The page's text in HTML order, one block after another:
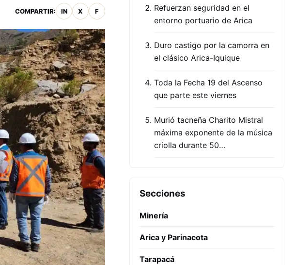
COMPARTIR: IN X F
Refuerzan seguridad en el
entorno portuario de Arica
Duro castigo por la camorra en
el clásico Arica-Iquique
Toda la Fecha 19 del Ascenso
que parte este viernes
Murió tacneña Charito Mistral
máxima exponente de la música
criolla durante 50…
Secciones
Minería
Arica y Parinacota
Tarapacá